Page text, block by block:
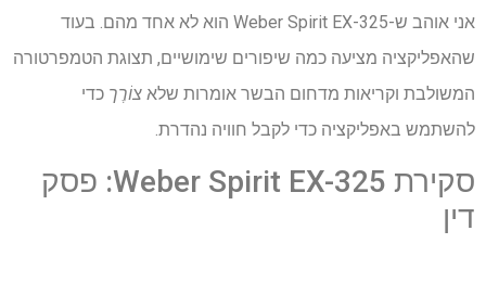
אני אוהב ש-Weber Spirit EX-325 הוא לא אחד מהם. בעוד
שהאפליקציה מציעה כמה שיפורים שימושיים, תצוגת הטמפרטורה
המשולבת וקריאות מדחום הבשר אומרות שלא צוֹרֶך כדי
להשתמש באפליקציה כדי לקבל חוויה נהדרת.
סקירת Weber Spirit EX-325: פסק
דין